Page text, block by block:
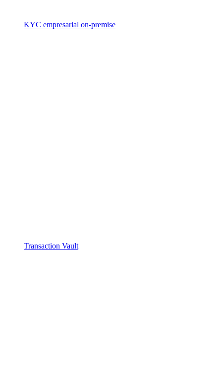
KYC empresarial on-premise
Transaction Vault